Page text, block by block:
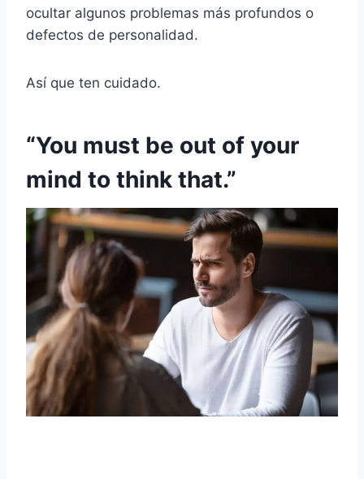
ocultar algunos problemas más profundos o
defectos de personalidad.
Así que ten cuidado.
“You must be out of your
mind to think that.”